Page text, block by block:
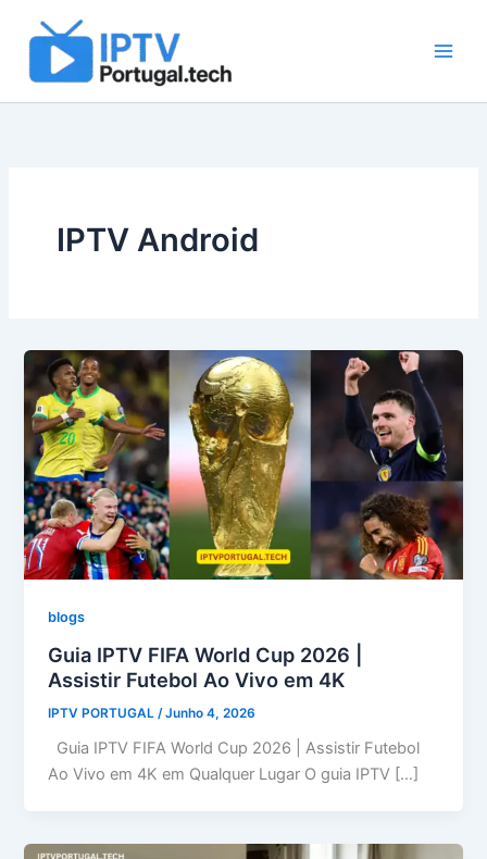
content
IPTV Android
blogs
Guia IPTV FIFA World Cup 2026 |
Assistir Futebol Ao Vivo em 4K
IPTV PORTUGAL /Junho 4, 2026
Guia IPTV FIFA World Cup 2026 | Assistir Futebol
Ao Vivo em 4K em Qualquer Lugar O guia IPTV […]